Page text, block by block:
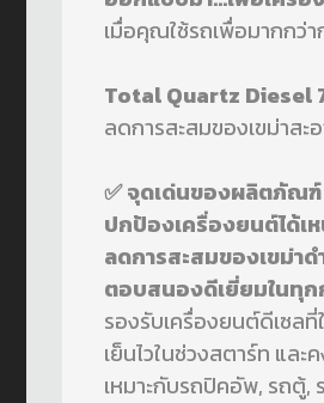
เมื่อคุณใช้รถเพื่อมากกว่
Total Quartz Diesel
ลดการสะสมของเขม่าสะ
✅ จุดเด่นของผลิตภัณฑ์
ปกป้องเครื่องยนต์ได้เ
ลดการสะสมของเขม่าด
ตอบสนองดีเยี่ยมในทุก
รองรับเครื่องยนต์ดีเซลที่
เย็นไวในช่วงสตาร์ท แล
เหมาะกับรถปิคอัพ, รถตู้,